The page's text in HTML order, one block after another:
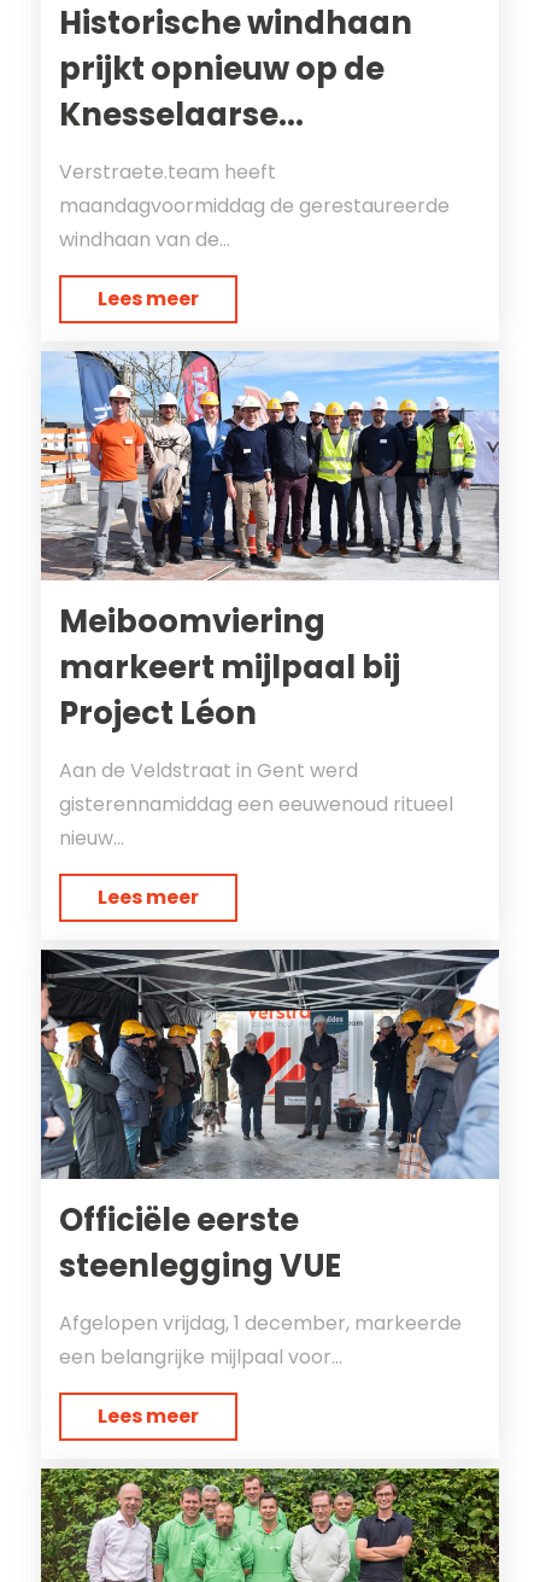
Historische windhaan
prijkt opnieuw op de
Knesselaarse...
Verstraete.team heeft
maandagvoormiddag de gerestaureerde
windhaan van de...
Lees meer
Meiboomviering
markeert mijlpaal bij
Project Léon
Aan de Veldstraat in Gent werd
gisterennamiddag een eeuwenoud ritueel
nieuw...
Lees meer
Officiële eerste
steenlegging VUE
Afgelopen vrijdag, 1 december, markeerde
een belangrijke mijlpaal voor...
Lees meer